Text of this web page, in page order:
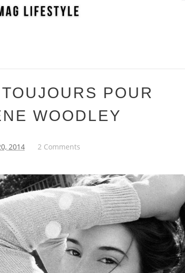
POUR
WOODLEY
2014 2 Comments